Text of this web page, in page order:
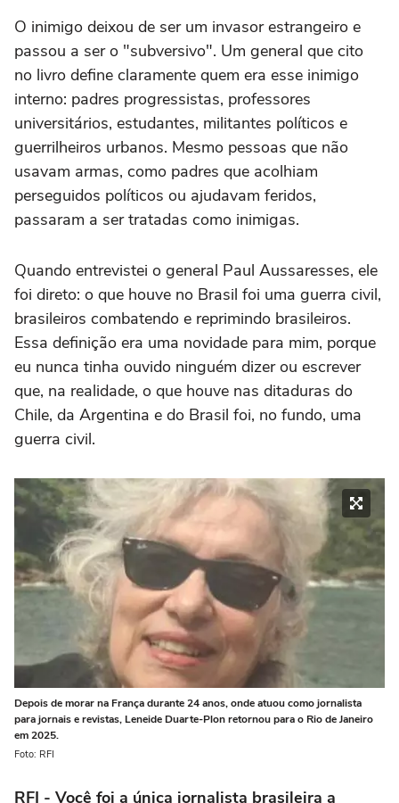
O inimigo deixou de ser um invasor estrangeiro e
passou a ser o "subversivo". Um general que cito
no livro define claramente quem era esse inimigo
interno: padres progressistas, professores
universitários, estudantes, militantes políticos e
guerrilheiros urbanos. Mesmo pessoas que não
usavam armas, como padres que acolhiam
perseguidos políticos ou ajudavam feridos,
passaram a ser tratadas como inimigas.
Quando entrevistei o general Paul Aussaresses, ele
foi direto: o que houve no Brasil foi uma guerra civil,
brasileiros combatendo e reprimindo brasileiros.
Essa definição era uma novidade para mim, porque
eu nunca tinha ouvido ninguém dizer ou escrever
que, na realidade, o que houve nas ditaduras do
Chile, da Argentina e do Brasil foi, no fundo, uma
guerra civil.
Depois de morar na França durante 24 anos, onde atuou como jornalista
para jornais e revistas, Leneide Duarte-Plon retornou para o Rio de Janeiro
em 2025.
Foto: RFI
RFI - Você foi a única jornalista brasileira a